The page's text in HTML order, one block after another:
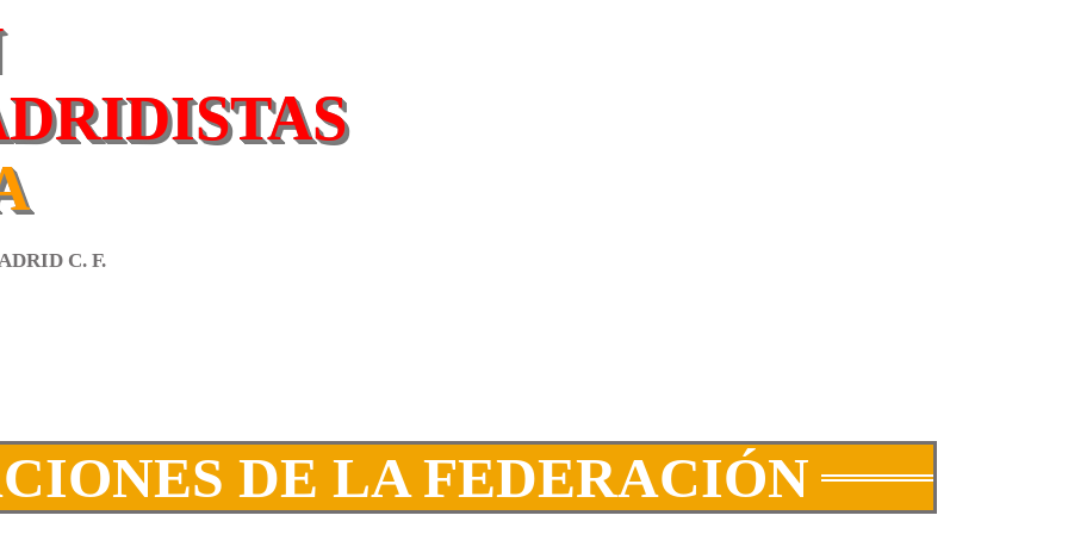
C. F.
DE LA FEDERACIÓN